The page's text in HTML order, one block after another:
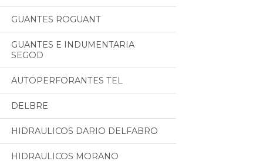
GUANTES ROGUANT
GUANTES E INDUMENTARIA
SEGOD
AUTOPERFORANTES TEL
DELBRE
HIDRAULICOS DARIO DELFABRO
HIDRAULICOS MORANO